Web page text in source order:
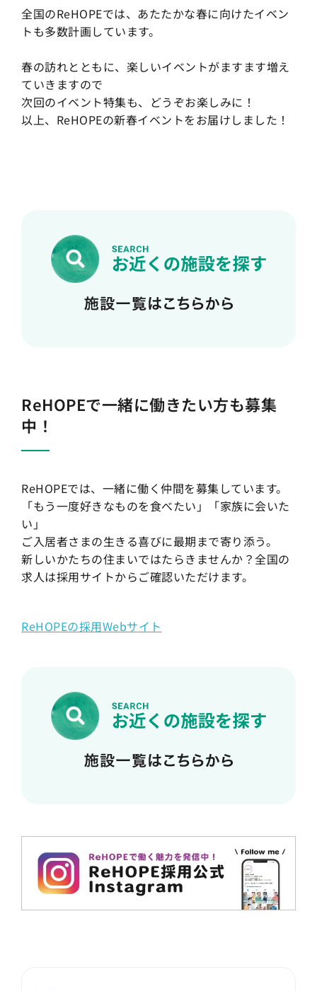
全国のReHOPEでは、あたたかな春に向けたイベン
トも多数計画しています。
春の訪れとともに、楽しいイベントがますます増え
ていきますので
次回のイベント特集も、どうぞお楽しみに！
以上、ReHOPEの新春イベントをお届けしました！
ReHOPEで一緒に働きたい方も募集
中！
ReHOPEでは、一緒に働く仲間を募集しています。
「もう一度好きなものを食べたい」「家族に会いた
い」
ご入居者さまの生きる喜びに最期まで寄り添う。
新しいかたちの住まいではたらきませんか？全国の
求人は採用サイトからご確認いただけます。
ReHOPEの採用Webサイト